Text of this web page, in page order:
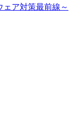
ェア対策最前線～